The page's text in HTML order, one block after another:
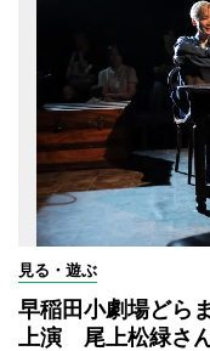
見る・遊ぶ
早稲田小劇場どら
上演 尾上松緑さ